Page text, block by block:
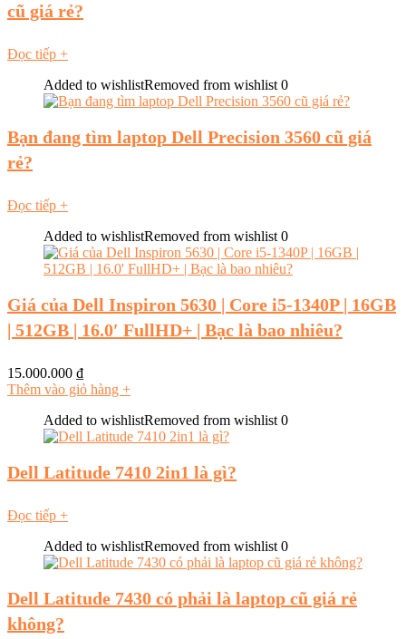
cũ giá rẻ?
Đọc tiếp +
Added to wishlistRemoved from wishlist 0
Bạn đang tìm laptop Dell Precision 3560 cũ giá
rẻ?
Đọc tiếp +
Added to wishlistRemoved from wishlist 0
Giá của Dell Inspiron 5630 | Core i5-1340P | 16GB
| 512GB | 16.0′ FullHD+ | Bạc là bao nhiêu?
15.000.000 ₫
Thêm vào giỏ hàng +
Added to wishlistRemoved from wishlist 0
Dell Latitude 7410 2in1 là gì?
Đọc tiếp +
Added to wishlistRemoved from wishlist 0
Dell Latitude 7430 có phải là laptop cũ giá rẻ
không?